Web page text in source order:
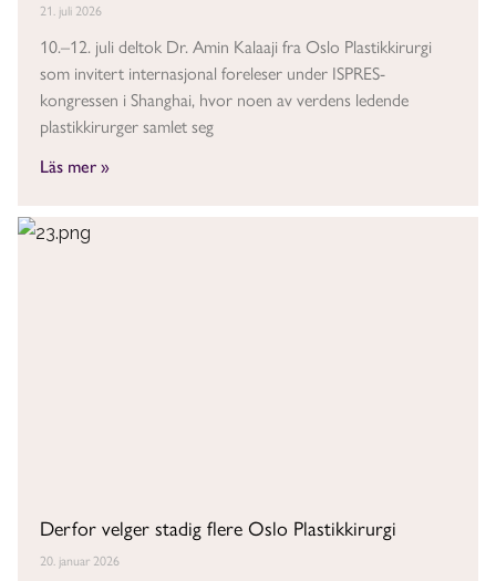
21. juli 2026
10.–12. juli deltok Dr. Amin Kalaaji fra Oslo Plastikkirurgi
som invitert internasjonal foreleser under ISPRES-
kongressen i Shanghai, hvor noen av verdens ledende
plastikkirurger samlet seg
Läs mer »
Derfor velger stadig flere Oslo Plastikkirurgi
20. januar 2026